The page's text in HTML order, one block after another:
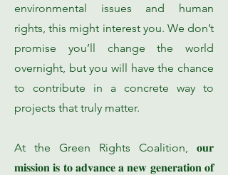
environmental issues and human
rights, this might interest you. We don’t
promise you’ll change the world
overnight, but you will have the chance
to contribute in a concrete way to
projects that truly matter.
At the Green Rights Coalition, 𝐨𝐮𝐫
𝐦𝐢𝐬𝐬𝐢𝐨𝐧 𝐢𝐬 𝐭𝐨 𝐚𝐝𝐯𝐚𝐧𝐜𝐞 𝐚 𝐧𝐞𝐰 𝐠𝐞𝐧𝐞𝐫𝐚𝐭𝐢𝐨𝐧 𝐨𝐟